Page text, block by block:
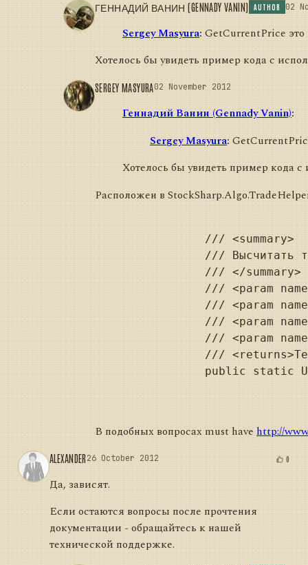
ГЕННАДИЙ ВАНИН (GENNADY VANIN) AUTHOR 02
Sergey Masyura: GetCurrentPrice
Хотелось бы увидеть пример кода с
SERGEY MASYURA02 November 2012
Геннадий Ванин (Gennady Vanin):
Sergey Masyura:
Хотелось бы увидеть пример кода
Расположен в
В подобных вопросах must have http://
ALEXANDER26 October 2012 0
Да, зависят.
Если остаются вопросы после прочтения
документации - обращайтесь к нашей
технической поддержке.